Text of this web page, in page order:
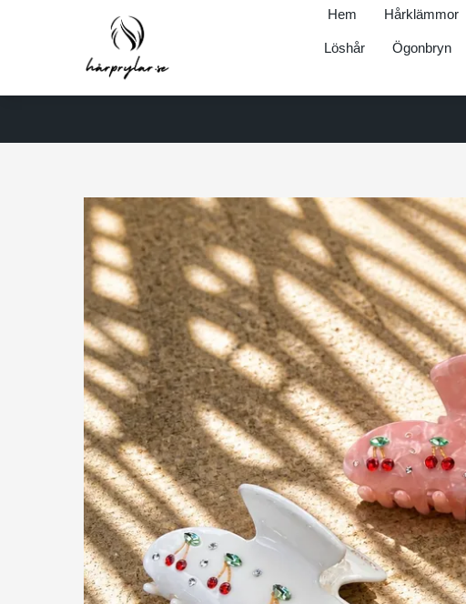
Hem Hårklämmor
Löshår Ögonbryn